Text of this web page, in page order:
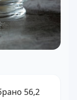
56,2